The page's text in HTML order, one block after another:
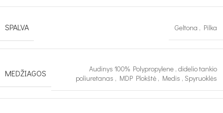
SPALVA Geltona , Pilka
MEDŽIAGOS Audinys 100% Polypropylene , didelio tankio
poliuretanas , MDP Plokštė , Medis , Spyruoklės